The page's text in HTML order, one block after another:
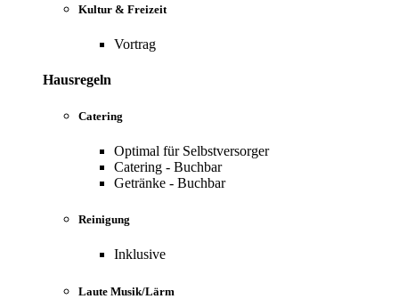
Kultur & Freizeit
Vortrag
Hausregeln
Catering
Optimal für Selbstversorger
Catering - Buchbar
Getränke - Buchbar
Reinigung
Inklusive
Laute Musik/Lärm